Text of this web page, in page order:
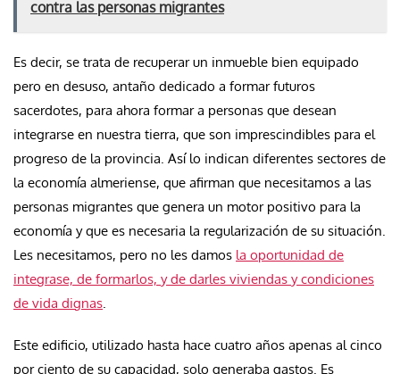
contra las personas migrantes
Es decir, se trata de recuperar un inmueble bien equipado
pero en desuso, antaño dedicado a formar futuros
sacerdotes, para ahora formar a personas que desean
integrarse en nuestra tierra, que son imprescindibles para el
progreso de la provincia. Así lo indican diferentes sectores de
la economía almeriense, que afirman que necesitamos a las
personas migrantes que genera un motor positivo para la
economía y que es necesaria la regularización de su situación.
Les necesitamos, pero no les damos la oportunidad de
integrase, de formarlos, y de darles viviendas y condiciones
de vida dignas.
Este edificio, utilizado hasta hace cuatro años apenas al cinco
por ciento de su capacidad, solo generaba gastos. Es